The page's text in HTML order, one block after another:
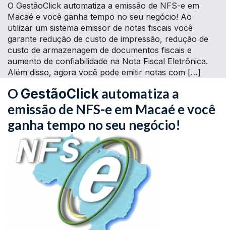
O GestãoClick automatiza a emissão de NFS-e em
Macaé e você ganha tempo no seu negócio! Ao
utilizar um sistema emissor de notas fiscais você
garante redução de custo de impressão, redução de
custo de armazenagem de documentos fiscais e
aumento de confiabilidade na Nota Fiscal Eletrônica.
Além disso, agora você pode emitir notas com […]
O GestãoClick automatiza a
emissão de NFS-e em Macaé e você
ganha tempo no seu negócio!